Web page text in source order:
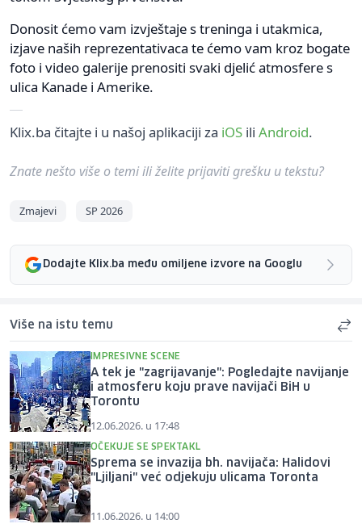
Donosit ćemo vam izvještaje s treninga i utakmica,
izjave naših reprezentativaca te ćemo vam kroz bogate
foto i video galerije prenositi svaki djelić atmosfere s
ulica Kanade i Amerike.
Klix.ba čitajte i u našoj aplikaciji za iOS ili Android.
Znate nešto više o temi ili želite prijaviti grešku u tekstu?
Zmajevi SP 2026
Dodajte Klix.ba među omiljene izvore na Googlu
Više na istu temu
IMPRESIVNE SCENE
A tek je "zagrijavanje": Pogledajte navijanje
i atmosferu koju prave navijači BiH u
Torontu
12.06.2026. u 17:48
OČEKUJE SE SPEKTAKL
Sprema se invazija bh. navijača: Halidovi
"Ljiljani" već odjekuju ulicama Toronta
11.06.2026. u 14:00